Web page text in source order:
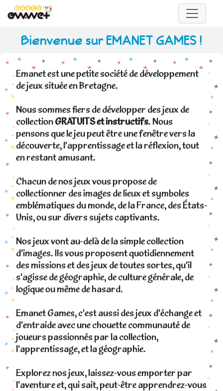
Bienvenue sur EMANET GAMES !
Emanet est une petite société de développement
de jeux située en Bretagne.
Nous sommes fiers de développer des jeux de
collection GRATUITS et instructifs. Nous
pensons que le jeu peut être une fenêtre vers la
découverte, l'apprentissage et la réflexion, tout
en restant amusant.
Chacun de nos jeux vous propose de
collectionner des images de lieux et symboles
emblématiques du monde, de la France, des États-
Unis, ou sur divers sujets captivants.
Nos jeux vont au-delà de la simple collection
d'images. Ils vous proposent quotidiennement
des missions et des jeux de toutes sortes, qu'il
s'agisse de géographie, de culture générale, de
logique ou même de hasard.
Emanet Games, c'est aussi des jeux d'échange et
d'entraide avec une chouette communauté de
joueurs passionnés par la collection,
l'apprentissage, et la géographie.
Explorez nos jeux, laissez-vous emporter par
l'aventure et, qui sait, peut-être apprendrez-vous